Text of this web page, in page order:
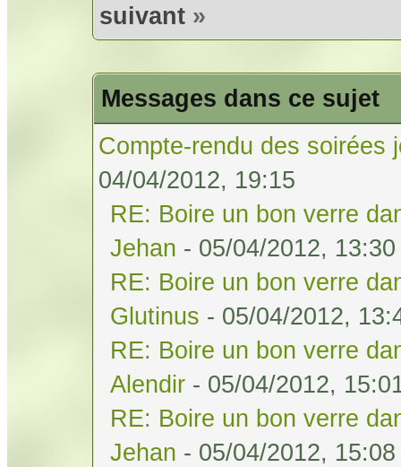
suivant »
Messages dans ce sujet
Compte-rendu des soirées
04/04/2012, 19:15
RE: Boire un bon verre
Jehan - 05/04/2012, 13:30
RE: Boire un bon verre
Glutinus - 05/04/2012,
RE: Boire un bon verre
Alendir - 05/04/2012,
RE: Boire un bon verre
Jehan - 05/04/2012, 15:08